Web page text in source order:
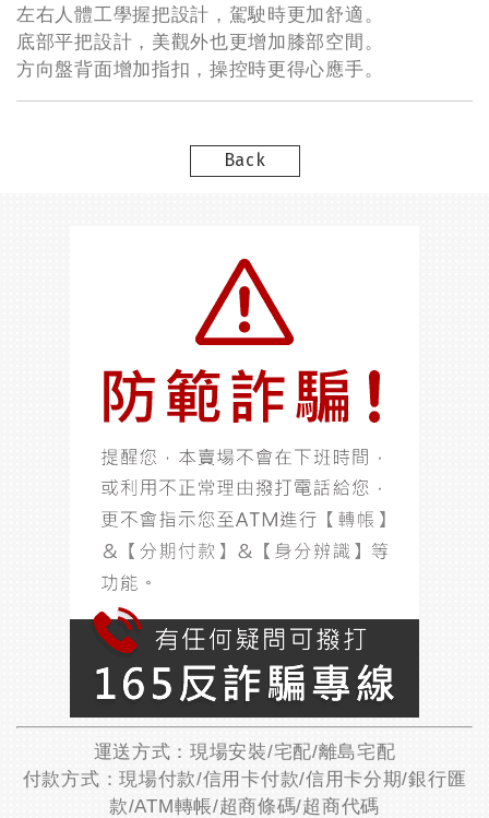
左右人體工學握把設計，駕駛時更加舒適。
底部平把設計，美觀外也更增加膝部空間。
方向盤背面增加指扣，操控時更得心應手。
Back
運送方式：現場安裝/宅配/離島宅配
付款方式：現場付款/信用卡付款/信用卡分期/銀行匯
款/ATM轉帳/超商條碼/超商代碼